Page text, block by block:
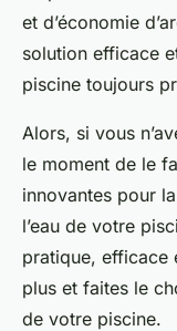
et d’économie
solution efficace
piscine toujours
Alors, si vous
le moment de le
innovantes pour
l’eau de votre
pratique, efficace
plus et faites le
de votre piscine.